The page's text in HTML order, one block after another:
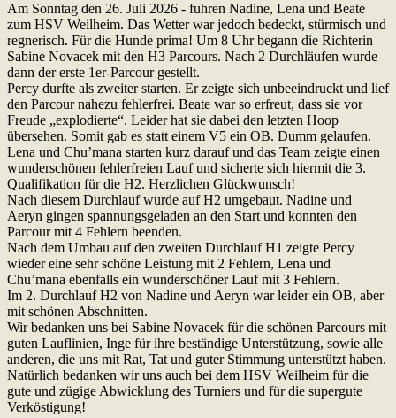
Am Sonntag den 26. Juli 2026 - fuhren Nadine, Lena und Beate
zum HSV Weilheim. Das Wetter war jedoch bedeckt, stürmisch und
regnerisch. Für die Hunde prima! Um 8 Uhr begann die Richterin
Sabine Novacek mit den H3 Parcours. Nach 2 Durchläufen wurde
dann der erste 1er-Parcour gestellt.
Percy durfte als zweiter starten. Er zeigte sich unbeeindruckt und lief
den Parcour nahezu fehlerfrei. Beate war so erfreut, dass sie vor
Freude „explodierte“. Leider hat sie dabei den letzten Hoop
übersehen. Somit gab es statt einem V5 ein OB. Dumm gelaufen.
Lena und Chu’mana starten kurz darauf und das Team zeigte einen
wunderschönen fehlerfreien Lauf und sicherte sich hiermit die 3.
Qualifikation für die H2. Herzlichen Glückwunsch!
Nach diesem Durchlauf wurde auf H2 umgebaut. Nadine und
Aeryn gingen spannungsgeladen an den Start und konnten den
Parcour mit 4 Fehlern beenden.
Nach dem Umbau auf den zweiten Durchlauf H1 zeigte Percy
wieder eine sehr schöne Leistung mit 2 Fehlern, Lena und
Chu’mana ebenfalls ein wunderschöner Lauf mit 3 Fehlern.
Im 2. Durchlauf H2 von Nadine und Aeryn war leider ein OB, aber
mit schönen Abschnitten.
Wir bedanken uns bei Sabine Novacek für die schönen Parcours mit
guten Lauflinien, Inge für ihre beständige Unterstützung, sowie alle
anderen, die uns mit Rat, Tat und guter Stimmung unterstützt haben.
Natürlich bedanken wir uns auch bei dem HSV Weilheim für die
gute und zügige Abwicklung des Turniers und für die supergute
Verköstigung!